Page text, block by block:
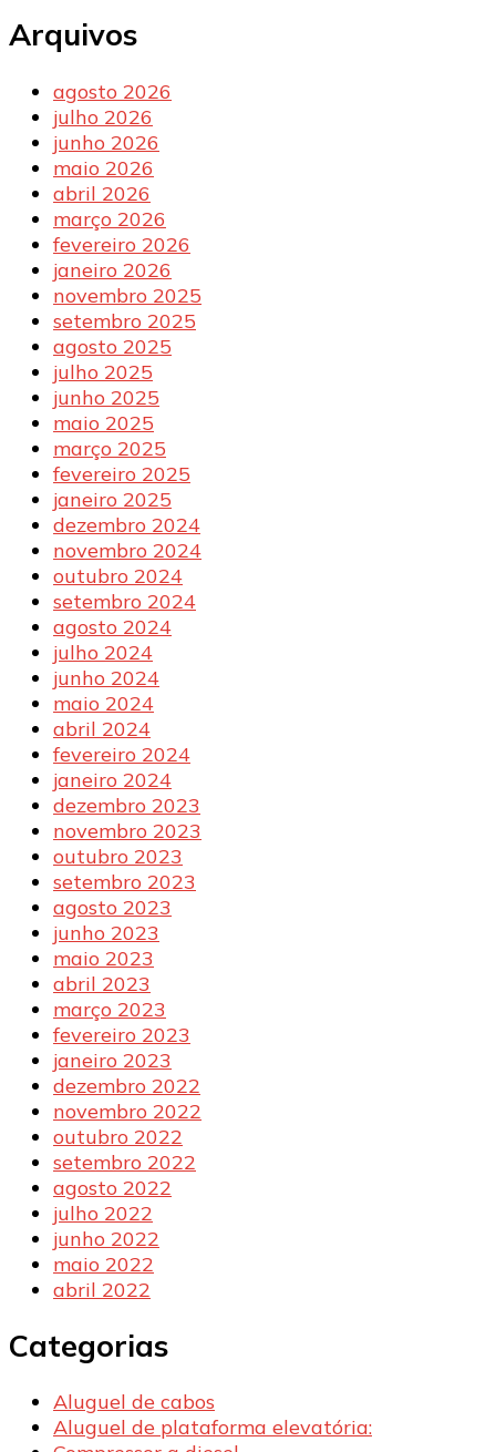
Arquivos
agosto 2026
julho 2026
junho 2026
maio 2026
abril 2026
março 2026
fevereiro 2026
janeiro 2026
novembro 2025
setembro 2025
agosto 2025
julho 2025
junho 2025
maio 2025
março 2025
fevereiro 2025
janeiro 2025
dezembro 2024
novembro 2024
outubro 2024
setembro 2024
agosto 2024
julho 2024
junho 2024
maio 2024
abril 2024
fevereiro 2024
janeiro 2024
dezembro 2023
novembro 2023
outubro 2023
setembro 2023
agosto 2023
junho 2023
maio 2023
abril 2023
março 2023
fevereiro 2023
janeiro 2023
dezembro 2022
novembro 2022
outubro 2022
setembro 2022
agosto 2022
julho 2022
junho 2022
maio 2022
abril 2022
Categorias
Aluguel de cabos
Aluguel de plataforma elevatória: